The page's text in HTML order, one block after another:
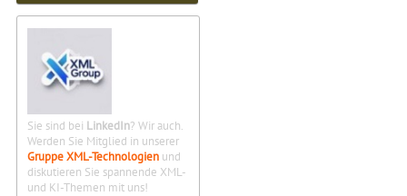
Sie sind bei LinkedIn? Wir auch.
Werden Sie Mitglied in unserer
Gruppe XML-Technologien und
diskutieren Sie spannende XML-
und KI-Themen mit uns!